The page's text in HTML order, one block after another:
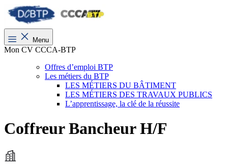
Menu
Mon CV CCCA-BTP
Offres d’emploi BTP
Les métiers du BTP
LES MÉTIERS DU BÂTIMENT
LES MÉTIERS DES TRAVAUX PUBLICS
L’apprentissage, la clé de la réussite
Coffreur Bancheur H/F